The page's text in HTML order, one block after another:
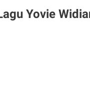
Yovie